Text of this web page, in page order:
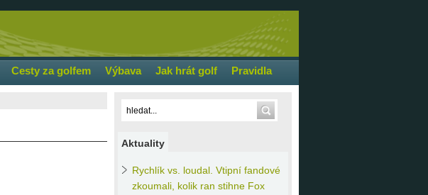
Cesty za golfem Výbava Jak hrát golf Pravidla
Aktuality
Rychlík vs. loudal. Vtipní fandové
zkoumali, kolik ran stihne Fox